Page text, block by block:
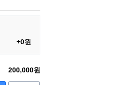
+0원
200,000원